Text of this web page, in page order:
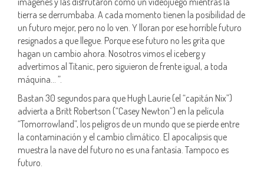
tierra se derrumbaba. A cada momento tienen la posibilidad de
un futuro mejor, pero no lo ven. Y lloran por ese horrible futuro
resignados a que llegue. Porque ese futuro no les grita que
hagan un cambio ahora. Nosotros vimos el iceberg y
advertimos al Titanic, pero siguieron de frente igual, a toda
máquina… ”.
Bastan 30 segundos para que Hugh Laurie (el “capitán Nix”)
advierta a Britt Robertson (“Casey Newton”) en la película
“Tomorrowland”, los peligros de un mundo que se pierde entre
la contaminación y el cambio climático. El apocalipsis que
muestra la nave del futuro no es una fantasía. Tampoco es
futuro.